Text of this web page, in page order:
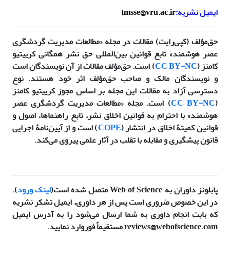
ایمیل نشریه:tmsse@vru.ac.ir
حق‌مؤلف (کپی‌رایت) مقالات در مجله «مطالعات مدیریت گردشگری
عصر هوشمند» تابع قوانین بین‌المللی حق نشر همگانی کرییتیو
کامنز (CC BY-NC) است. حق‌مؤلف مقالات از آن نویسندگان است
و نویسندگان مالک و صاحب حق‌مؤلف اثر خود هستند. نوع
دسترسی آزاد به مقالات این مجله بر اساس مجوز کرییتیو کامنز
(
CC BY-NC) است. مجله «مطالعات مدیریت گردشگری عصر
هوشمند» با احترام به قوانین اخلاق نشر، تابع راهنماها، اصول و
قوانین کمیتۀ اخلاق در انتشار (COPE) است و از آیین‌نامۀ اجرایی
قانون پیشگیری و مقابله با تقلب در آثار علمی پیروی می‌کند.
پابلونز داوران به Web of Science متصل شده است( لینک ورود).
در این خصوص ضروری است پس از هر داوری، ایمیل تشکر نشریه
که بابت انجام داوری به شما ارسال می‌شود را به آدرس ایمیل
reviews@webofscience.com مستقیماً فوروارد نمایید.